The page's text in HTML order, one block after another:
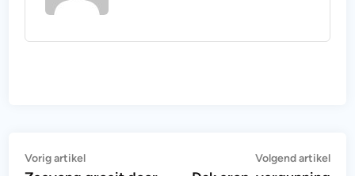
Bericht
Vorig artikelVorig
Volgend artikel